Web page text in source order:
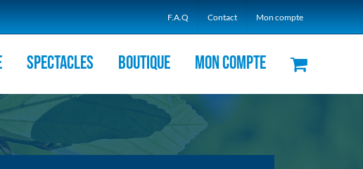
F.A.Q Contact Mon compte
Spectacles Boutique Mon compte